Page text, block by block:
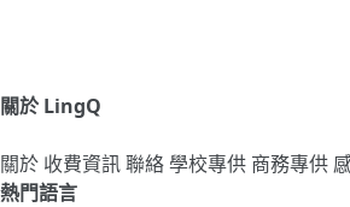
關於 LingQ
關於 收費資訊聯絡學校專供 商務專供
熱門語言